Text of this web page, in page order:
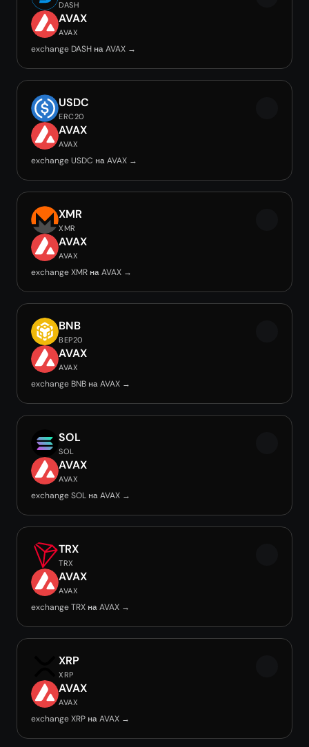
DASH
AVAX
AVAX
exchange DASH на AVAX →
USDC
ERC20
AVAX
AVAX
exchange USDC на AVAX →
XMR
XMR
AVAX
AVAX
exchange XMR на AVAX →
BNB
BEP20
AVAX
AVAX
exchange BNB на AVAX →
SOL
SOL
AVAX
AVAX
exchange SOL на AVAX →
TRX
TRX
AVAX
AVAX
exchange TRX на AVAX →
XRP
XRP
AVAX
AVAX
exchange XRP на AVAX →